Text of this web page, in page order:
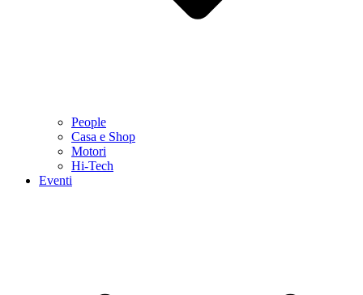
People
Casa e Shop
Motori
Hi-Tech
Eventi